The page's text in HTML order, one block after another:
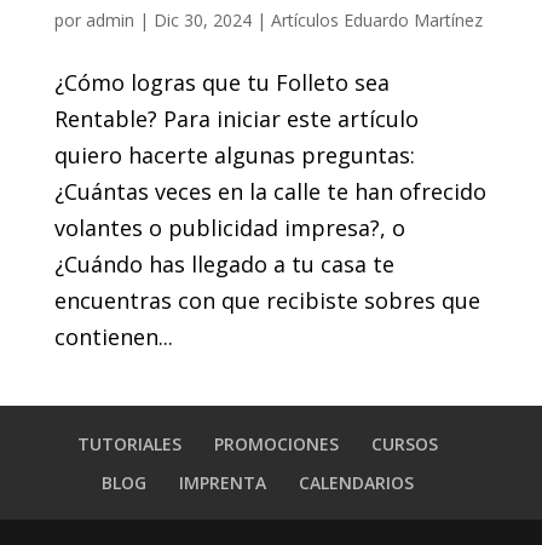
por admin | Dic 30, 2024| Artículos Eduardo Martínez
¿Cómo logras que tu Folleto sea
Rentable? Para iniciar este artículo
quiero hacerte algunas preguntas:
¿Cuántas veces en la calle te han ofrecido
volantes o publicidad impresa?, o
¿Cuándo has llegado a tu casa te
encuentras con que recibiste sobres que
contienen...
TUTORIALES PROMOCIONES
CURSOS
BLOG
IMPRENTA CALENDARIOS